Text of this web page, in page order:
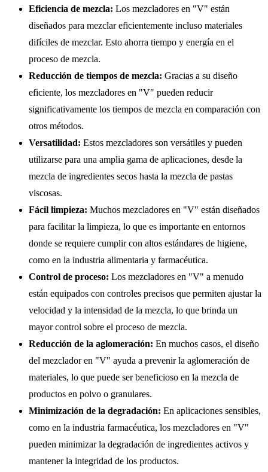
Eficiencia de mezcla: Los mezcladores en "V" están
diseñados para mezclar eficientemente incluso materiales
difíciles de mezclar. Esto ahorra tiempo y energía en el
proceso de mezcla.
Reducción de tiempos de mezcla: Gracias a su diseño
eficiente, los mezcladores en "V" pueden reducir
significativamente los tiempos de mezcla en comparación con
otros métodos.
Versatilidad: Estos mezcladores son versátiles y pueden
utilizarse para una amplia gama de aplicaciones, desde la
mezcla de ingredientes secos hasta la mezcla de pastas
viscosas.
Fácil limpieza: Muchos mezcladores en "V" están diseñados
para facilitar la limpieza, lo que es importante en entornos
donde se requiere cumplir con altos estándares de higiene,
como en la industria alimentaria y farmacéutica.
Control de proceso: Los mezcladores en "V" a menudo
están equipados con controles precisos que permiten ajustar la
velocidad y la intensidad de la mezcla, lo que brinda un
mayor control sobre el proceso de mezcla.
Reducción de la aglomeración: En muchos casos, el diseño
del mezclador en "V" ayuda a prevenir la aglomeración de
materiales, lo que puede ser beneficioso en la mezcla de
productos en polvo o granulares.
Minimización de la degradación: En aplicaciones sensibles,
como en la industria farmacéutica, los mezcladores en "V"
pueden minimizar la degradación de ingredientes activos y
mantener la integridad de los productos.